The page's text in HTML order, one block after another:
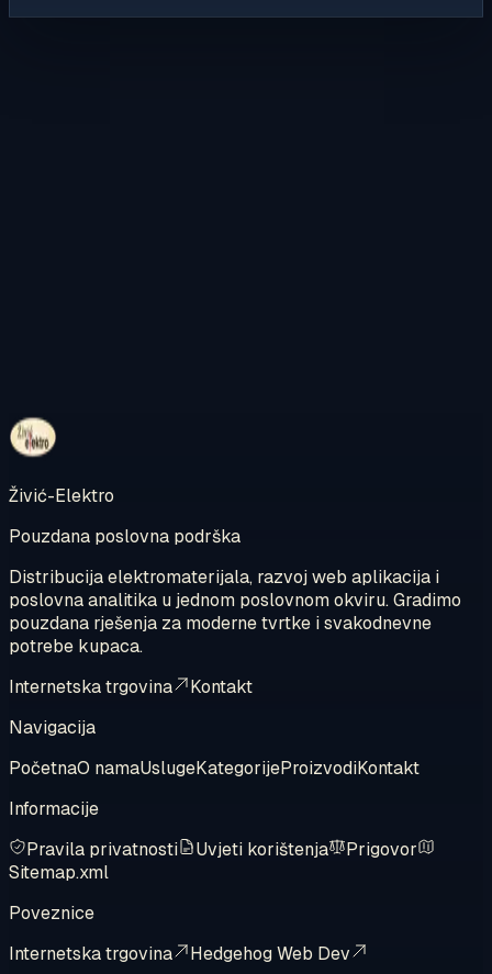
Pregledajte internetsku trgovinu
Živić-Elektro
Pouzdana poslovna podrška
Distribucija elektromaterijala, razvoj web aplikacija i
poslovna analitika u jednom poslovnom okviru. Gradimo
pouzdana rješenja za moderne tvrtke i svakodnevne
potrebe kupaca.
Internetska trgovina
Kontakt
Navigacija
PočetnaO namaUslugeKategorijeProizvodiKontakt
Informacije
Pravila privatnosti
Uvjeti korištenja
Prigovor
Sitemap.xml
Poveznice
Internetska trgovina
Hedgehog Web Dev